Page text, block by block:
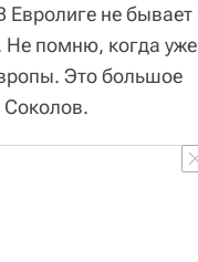
не бывает
Не помню, когда уже
Это большое
Соколов.